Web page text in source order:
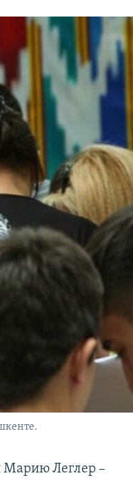
Марию Леглер –